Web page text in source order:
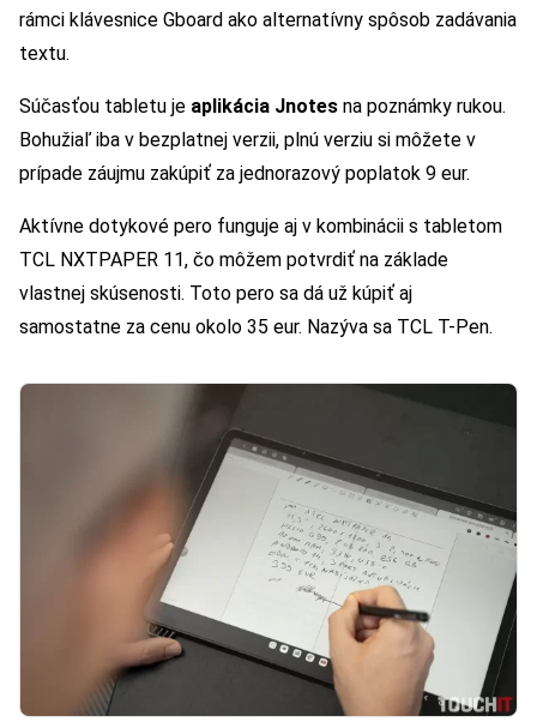
rámci klávesnice Gboard ako alternatívny spôsob zadávania
textu.
Súčasťou tabletu je aplikácia Jnotes na poznámky rukou.
Bohužiaľ iba v bezplatnej verzii, plnú verziu si môžete v
prípade záujmu zakúpiť za jednorazový poplatok 9 eur.
Aktívne dotykové pero funguje aj v kombinácii s tabletom
TCL NXTPAPER 11, čo môžem potvrdiť na základe
vlastnej skúsenosti. Toto pero sa dá už kúpiť aj
samostatne za cenu okolo 35 eur. Nazýva sa TCL T-Pen.